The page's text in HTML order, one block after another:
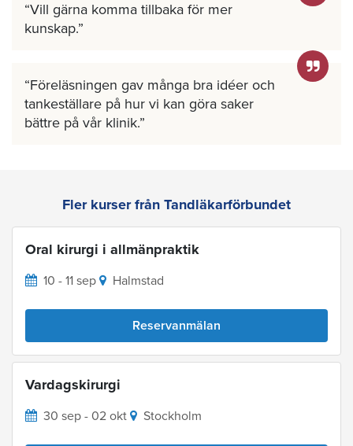
Vill gärna komma tillbaka för mer
kunskap.
Föreläsningen gav många bra idéer och
tankeställare på hur vi kan göra saker
bättre på vår klinik.
Fler kurser från Tandläkarförbundet
Oral kirurgi i allmänpraktik
10 - 11 sep Halmstad
Reservanmälan
Vardagskirurgi
30 sep - 02 okt Stockholm